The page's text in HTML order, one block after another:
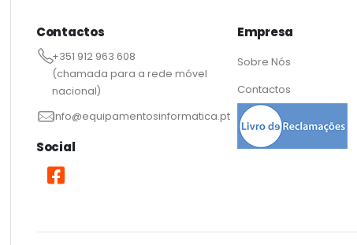
Contactos
+351 912 963 608
(chamada para a rede móvel
nacional)
info@equipamentosinformatica.pt
Social
Empresa
Sobre Nós
Contactos